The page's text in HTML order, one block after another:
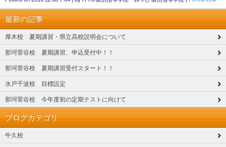
最新の記事
厚木校 夏期講習・県立高校説明会について
那珂菅谷校 夏期講習、申込受付中！！
那珂菅谷校 夏期講習受付スタート！！
水戸千波校 目標設定
那珂菅谷校 今年度初の定期テストに向けて
ブログカテゴリ
牛久校